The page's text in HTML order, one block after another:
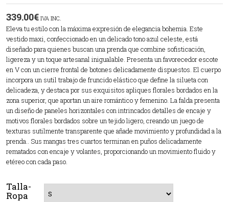
339.00€ IVA INC.
Eleva tu estilo con la máxima expresión de elegancia bohemia. Este
vestido maxi, confeccionado en un delicado tono azul celeste, está
diseñado para quienes buscan una prenda que combine sofisticación,
ligereza y un toque artesanal inigualable. Presenta un favorecedor escote
en V con un cierre frontal de botones delicadamente dispuestos. El cuerpo
incorpora un sutil trabajo de fruncido elástico que define la silueta con
delicadeza, y destaca por sus exquisitos apliques florales bordados en la
zona superior, que aportan un aire romántico y femenino. La falda presenta
un diseño de paneles horizontales con intrincados detalles de encaje y
motivos florales bordados sobre un tejido ligero, creando un juego de
texturas sutilmente transparente que añade movimiento y profundidad a la
prenda.. Sus mangas tres cuartos terminan en puños delicadamente
rematados con encaje y volantes, proporcionando un movimiento fluido y
etéreo con cada paso.
Talla-
Ropa